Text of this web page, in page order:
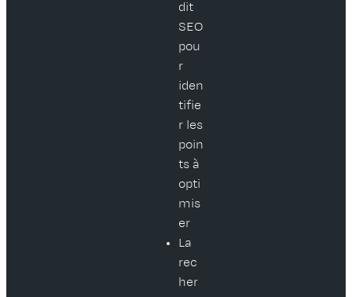
dit
SEO
pou
r
iden
tifie
r les
poin
ts à
opti
mis
er
La
rec
her